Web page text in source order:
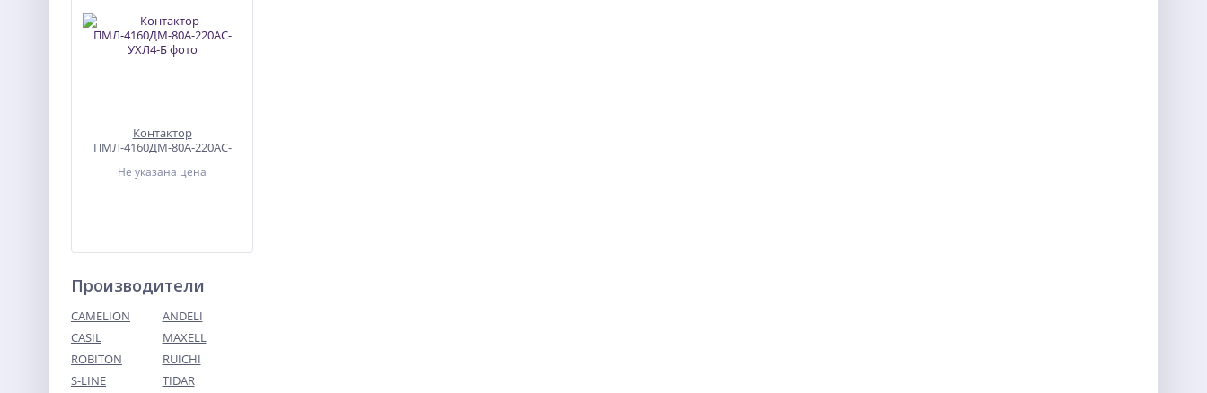
Контактор
ПМЛ-4160ДМ-80А-220АС-
Не указана цена
ТВУ-12В тональное
вызывное устройство
Производители
CAMELION
ANDELI
CASIL
MAXELL
ROBITON
RUICHI
S-LINE
TIDAR